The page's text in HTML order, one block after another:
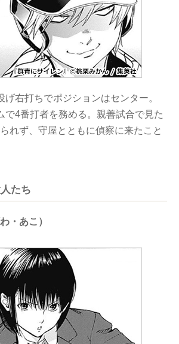
げ右打ちでポジションはセンター。
で4番打者を務める。親善試合で見た
れず、守屋とともに偵察に来たこと
たち
・あこ）